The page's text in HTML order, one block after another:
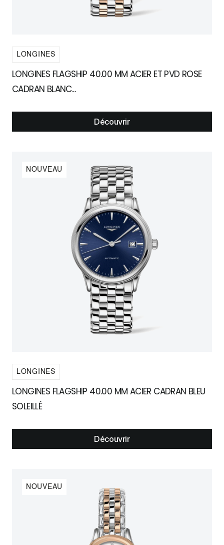
LONGINES
LONGINES FLAGSHIP 40.00 MM ACIER ET PVD ROSE
CADRAN BLANC...
Découvrir
LONGINES
LONGINES FLAGSHIP 40.00 MM ACIER CADRAN BLEU
SOLEILLÉ
Découvrir
NOUVEAU
NOUVEAU